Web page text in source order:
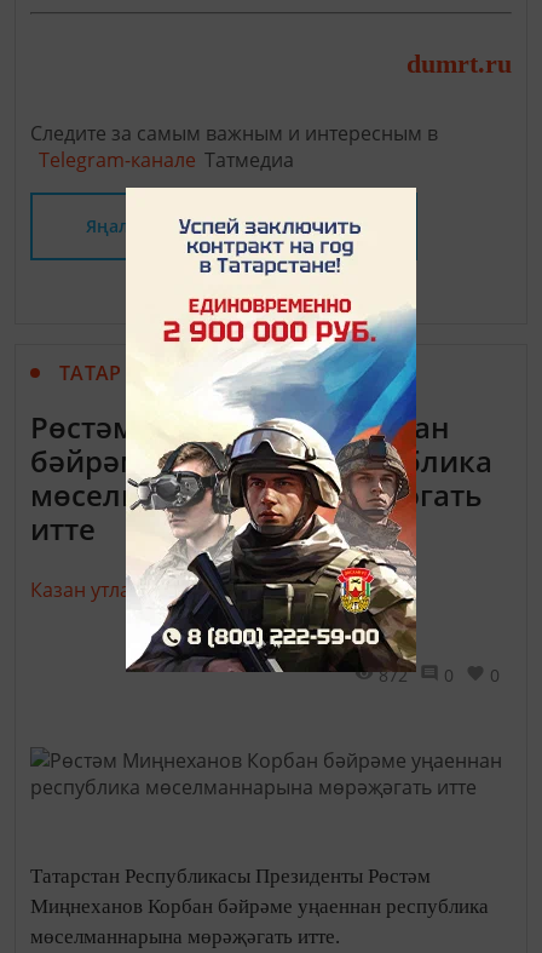
dumrt.ru
Следите за самым важным и интересным в
Telegram-канале Татмедиа
Яңалыклар битенә керегез
ТАТАР МАТБУГАТЫ
Рөстәм Миңнеханов Корбан
бәйрәме уңаеннан республика
мөселманнарына мөрәҗәгать
итте
Казан утлары, 21 август 2018 - 11:43
872 0 0
Татарстан Республикасы Президенты Рөстәм
Миңнеханов Корбан бәйрәме уңаеннан республика
мөселманнарына мөрәҗәгать итте.